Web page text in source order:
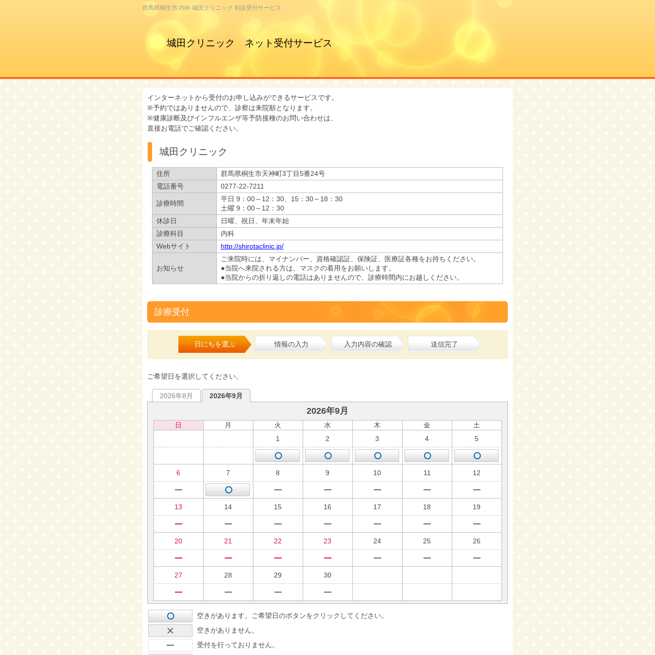
群馬県桐生市 内科 城田クリニック 初診受付サービス
城田クリニック ネット受付サービス
インターネットから受付のお申し込みができるサービスです。
※予約ではありませんので、診察は来院順となります。
※健康診断及びインフルエンザ等予防接種のお問い合わせは、
直接お電話でご確認ください。
城田クリニック
住所
群馬県桐生市天神町3丁目5番24号
電話番号
0277-22-7211
診療時間
平日 9：00～12：30、15：30～18：30
土曜 9：00～12：30
休診日
日曜、祝日、年末年始
診療科目
内科
Webサイト
http://shirotaclinic.jp/
お知らせ
ご来院時には、マイナンバー、資格確認証、保険証、医療証各種をお持ちください。
●当院へ来院される方は、マスクの着用をお願いします。
●当院からの折り返しの電話はありませんので、診療時間内にお越しください。
診療受付
日にちを選ぶ 情報の入力 入力内容の確認 送信完了
ご希望日を選択してください。
2026年8月 2026年9月
2026年9月
日 月 火 水 木 金
土
1
2 3 4 5
6 7 8 9 10 11 12
13 14 15 16 17 18 19
20 21 22 23 24 25 26
27 28 29 30
空きがあります。ご希望日のボタンをクリックしてください。
空きがありません。
受付を行っておりません。